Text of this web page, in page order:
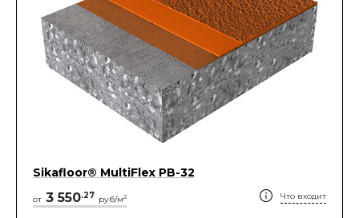
Sikafloor® MultiFlex PB-32
от 3 550.27 руб/м2 Что входит